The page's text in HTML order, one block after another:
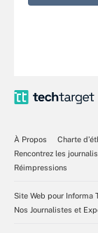
À Propos
Charte
Rencontrez les
Réimpressions
Site Web pour Informa
Nos Journalistes et